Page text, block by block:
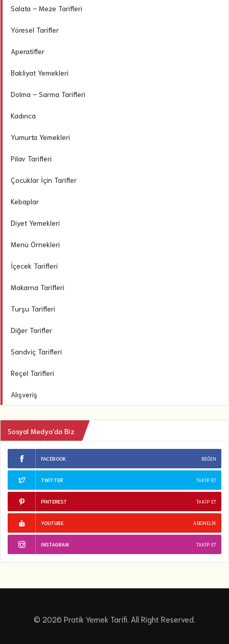
Salata – Meze Tarifleri
Yöresel Tarifler
Aperatifler
Bakliyat Yemekleri
Dolma – Sarma Tarifleri
Kadınca
Yumurta Yemekleri
Pilav Tarifleri
Çocuklar İçin Tarifler
Kebaplar
Diyet Yemekleri
Menü Örnekleri
İçecek Tarifleri
Makarna Tarifleri
Turşu Tarifleri
Diğer Tarifler
Sandviç Tarifleri
Reçel Tarifleri
Alışveriş
Sosyal Medya’da Biz
FACEBOOK BEĞEN
TWITTER TAKIP ET
PINTEREST TAKIP ET
YOUTUBE ABONELIK
INSTAGRAM TAKIP ET
© 2026 Pratik Yemek Tarifi. All Right Reserved.